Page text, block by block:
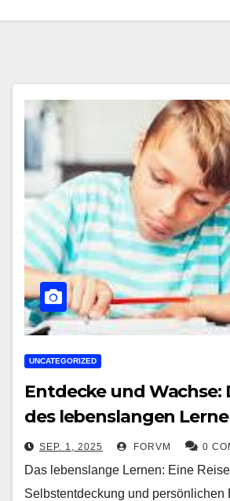
UNCATEGORIZED
Entdecke und Wachse:
des lebenslangen
SEP. 1, 2025 FORVM 0
Das lebenslange Lernen: Eine
Selbstentdeckung und persönlichen